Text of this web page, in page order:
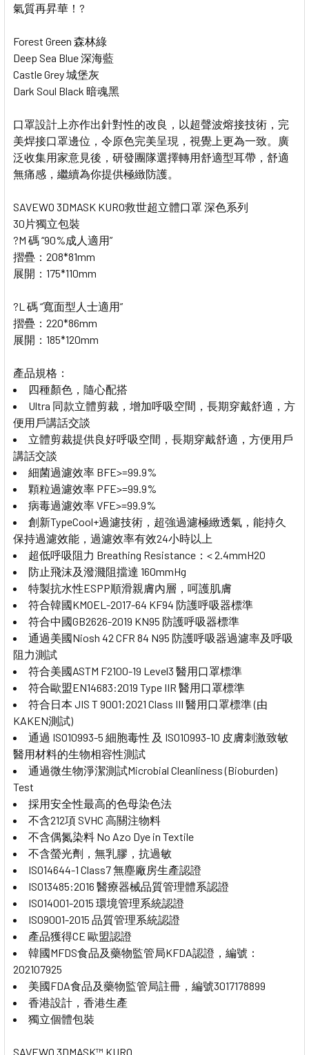
氣質再昇華！?
Forest Green 森林綠
Deep Sea Blue 深海藍
Castle Grey 城堡灰
Dark Soul Black 暗魂黑
口罩設計上亦作出針對性的改良，以超聲波熔接技術，完
美焊接口罩邊位，令原色完美呈現，視覺上更為一致。廣
泛收集用家意見後，研發團隊選擇轉用舒適型耳帶，舒適
無痛感，繼續為你提供極緻防護。
SAVEWO 3DMASK KURO救世超立體口罩 深色系列
30片獨立包裝
?M 碼 “90%成人適用”
摺疊：208*81mm
展開：175*110mm
?L 碼 “寬面型人士適用”
摺疊：220*86mm
展開：185*120mm
產品規格：
四種顏色，隨心配搭
Ultra 同款立體剪裁，增加呼吸空間，長期穿戴舒適，方
便用戶講話交談
立體剪裁提供良好呼吸空間，長期穿戴舒適，方便用戶
講話交談
細菌過濾效率 BFE>=99.9%
顆粒過濾效率 PFE>=99.9%
病毒過濾效率 VFE>=99.9%
創新TypeCool+過濾技術，超強過濾極緻透氣，能持久
保持過濾效能，過濾效率有效24小時以上
超低呼吸阻力 Breathing Resistance：< 2.4mmH2O
防止飛沫及潑濺阻擋達 160mmHg
特製抗水性ESPP順滑親膚內層，呵護肌膚
符合韓國KMOEL-2017-64 KF94 防護呼吸器標準
符合中國GB2626-2019 KN95 防護呼吸器標準
通過美國Niosh 42 CFR 84 N95 防護呼吸器過濾率及呼吸
阻力測試
符合美國ASTM F2100-19 Level3 醫用口罩標準
符合歐盟EN14683:2019 Type IIR 醫用口罩標準
符合日本 JIS T 9001:2021 Class III 醫用口罩標準 (由
KAKEN測試)
通過 ISO10993-5 細胞毒性 及 ISO10993-10 皮膚刺激致敏
醫用材料的生物相容性測試
通過微生物淨潔測試Microbial Cleanliness (Bioburden)
Test
採用安全性最高的色母染色法
不含212項 SVHC 高關注物料
不含偶氮染料 No Azo Dye in Textile
不含螢光劑，無乳膠，抗過敏
ISO14644-1 Class7 無塵廠房生產認證
ISO13485:2016 醫療器械品質管理體系認證
ISO14001-2015 環境管理系統認證
ISO9001-2015 品質管理系統認證
產品獲得CE 歐盟認證
韓國MFDS食品及藥物監管局KFDA認證，編號：
202107925
美國FDA食品及藥物監管局註冊，編號3017178899
香港設計，香港生產
獨立個體包裝
SAVEWO 3DMASK™ KURO